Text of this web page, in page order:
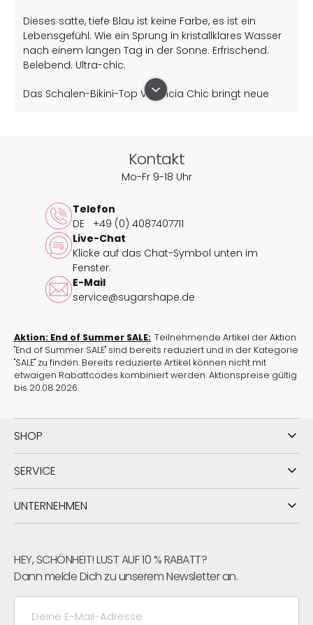
Dieses satte, tiefe Blau ist keine Farbe, es ist ein
Lebensgefühl. Wie ein Sprung in kristallklares Wasser
nach einem langen Tag in der Sonne. Erfrischend.
Belebend. Ultra-chic.
Das Schalen-Bikini-Top Valencia Chic bringt neue
Deinen ganz persönlichen Perfect Fit.
Natürlich wie immer mit recyceltem Polyamid im
bei Farben.
Lake it easy – mit Deinem neuen Lieblingsbikini.
Entdecke weitere Produkte aus der
Kollektion Valencia
Swimwear-Kollektionkombinieren und so Deinen
ganz eigenen Beach-Look zusammenstellen.
Nutze unseren
, um Deine richtige
Kontakt
Mo-Fr 9-18 Uhr
Telefon
DE
+49 (0) 4087407711
Live-Chat
Klicke auf das Chat-Symbol unten im
Fenster.
E-Mail
service@sugarshape.de
Aktion: End of Summer SALE: Teilnehmende Artikel der Aktion
"End of Summer SALE" sind bereits reduziert und in der Kategorie
"SALE" zu finden. Bereits reduzierte Artikel können nicht mit
etwaigen Rabattcodes kombiniert werden. Aktionspreise gültig
bis 20.08.2026.
SHOP
SERVICE
UNTERNEHMEN
HEY, SCHÖNHEIT! LUST AUF 10 % RABATT?
Dann melde Dich zu unserem Newsletter an.
Deine